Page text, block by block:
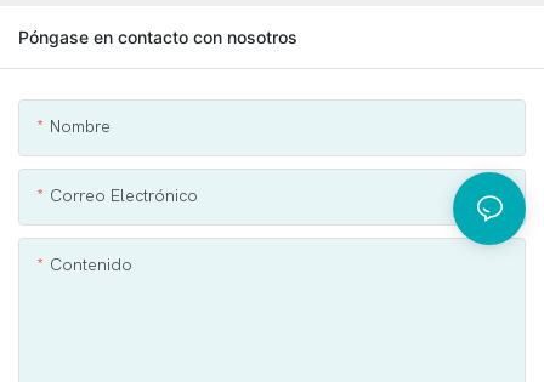
Póngase en contacto con nosotros
Nombre
Correo Electrónico
Contenido